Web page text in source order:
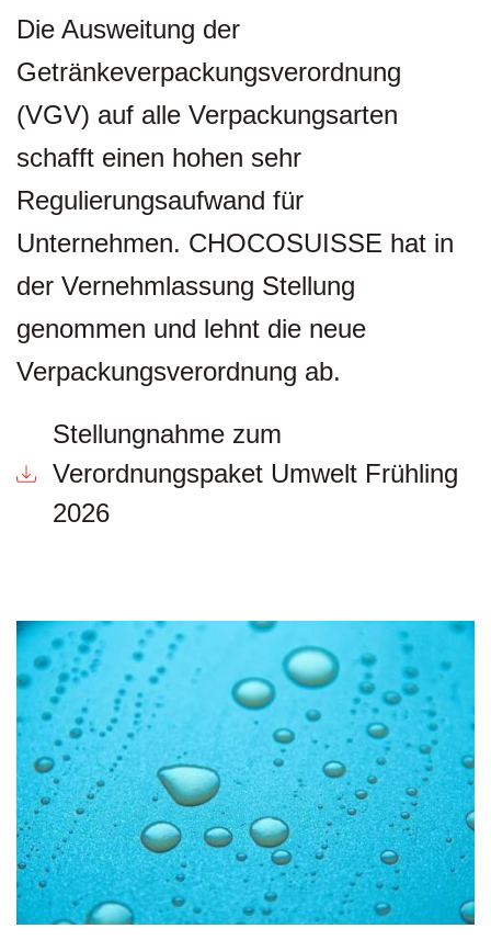
Die Ausweitung der
Getränkeverpackungsverordnung
(VGV) auf alle Verpackungsarten
schafft einen hohen sehr
Regulierungsaufwand für
Unternehmen. CHOCOSUISSE hat in
der Vernehmlassung Stellung
genommen und lehnt die neue
Verpackungsverordnung ab.
Stellungnahme zum
Verordnungspaket Umwelt Frühling
2026